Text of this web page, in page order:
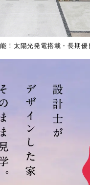
！太陽光発電搭載・長期